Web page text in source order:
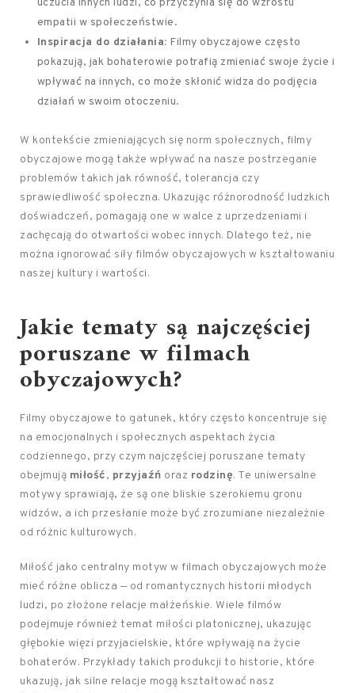
uczucia innych ludzi, co przyczynia się do wzrostu
empatii w społeczeństwie.
Inspiracja do działania: Filmy obyczajowe często
pokazują, jak bohaterowie potrafią zmieniać swoje życie i
wpływać na innych, co może skłonić widza do podjęcia
działań w swoim otoczeniu.
W kontekście zmieniających się norm społecznych, filmy
obyczajowe mogą także wpływać na nasze postrzeganie
problemów takich jak równość, tolerancja czy
sprawiedliwość społeczna. Ukazując różnorodność ludzkich
doświadczeń, pomagają one w walce z uprzedzeniami i
zachęcają do otwartości wobec innych. Dlatego też, nie
można ignorować siły filmów obyczajowych w kształtowaniu
naszej kultury i wartości.
Jakie tematy są najczęściej
poruszane w filmach
obyczajowych?
Filmy obyczajowe to gatunek, który często koncentruje się
na emocjonalnych i społecznych aspektach życia
codziennego, przy czym najczęściej poruszane tematy
obejmują miłość, przyjaźń oraz rodzinę. Te uniwersalne
motywy sprawiają, że są one bliskie szerokiemu gronu
widzów, a ich przesłanie może być zrozumiane niezależnie
od różnic kulturowych.
Miłość jako centralny motyw w filmach obyczajowych może
mieć różne oblicza — od romantycznych historii młodych
ludzi, po złożone relacje małżeńskie. Wiele filmów
podejmuje również temat miłości platonicznej, ukazując
głębokie więzi przyjacielskie, które wpływają na życie
bohaterów. Przykłady takich produkcji to historie, które
ukazują, jak silne relacje mogą kształtować nasz